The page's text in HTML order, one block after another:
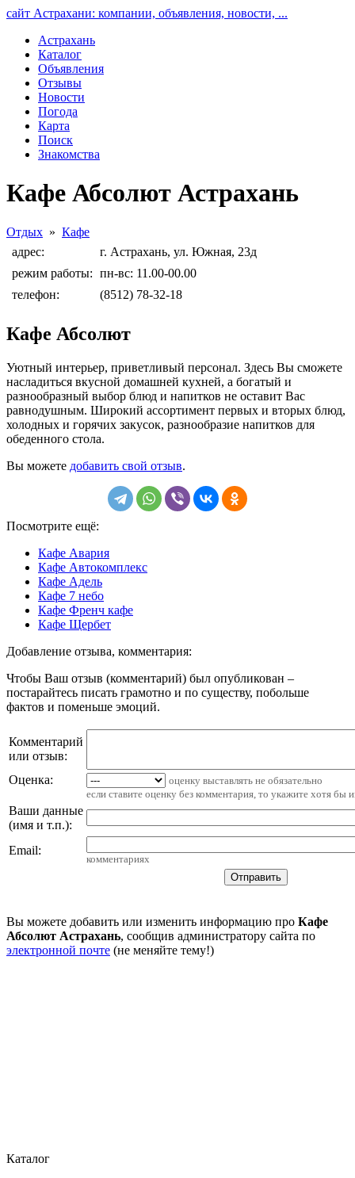
сайт Астрахани: компании, объявления, новости, ...
Астрахань
Каталог
Объявления
Отзывы
Новости
Погода
Карта
Поиск
Знакомства
Кафе Абсолют Астрахань
Отдых » Кафе
адрес:
г. Астрахань, ул. Южная, 23д
режим работы: пн-вс: 11.00-00.00
телефон:
(8512) 78-32-18
Кафе Абсолют
Уютный интерьер, приветливый персонал. Здесь Вы сможете
насладиться вкусной домашней кухней, а богатый и
разнообразный выбор блюд и напитков не оставит Вас
равнодушным. Широкий ассортимент первых и вторых блюд,
холодных и горячих закусок, разнообразие напитков для
обеденного стола.
Вы можете добавить свой отзыв.
Посмотрите ещё:
Кафе Авария
Кафе Автокомплекс
Кафе Адель
Кафе 7 небо
Кафе Френч кафе
Кафе Щербет
Добавление отзыва, комментария:
Чтобы Ваш отзыв (комментарий) был опубликован –
постарайтесь писать грамотно и по существу, побольше
фактов и поменьше эмоций.
Комментарий
или отзыв:
Оценка:
оценку выставлять не обязательно
если ставите оценку без комментария, то укажите хотя бы
Ваши данные
(имя и т.п.):
Email:
комментариях
Вы можете добавить или изменить информацию про Кафе
Абсолют Астрахань, сообщив администратору сайта по
электронной почте (не меняйте тему!)
Каталог